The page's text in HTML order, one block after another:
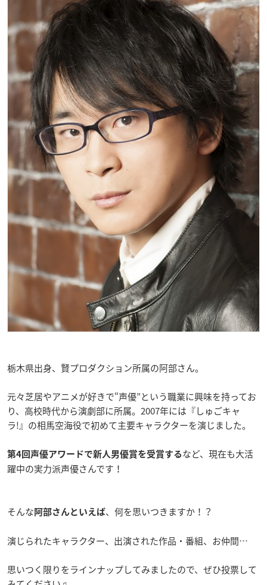
栃木県出身、賢プロダクション所属の阿部さん。
元々芝居やアニメが好きで“声優”という職業に興味を持ってお
り、高校時代から演劇部に所属。2007年には『しゅごキャ
ラ!』の相馬空海役で初めて主要キャラクターを演じました。
第4回声優アワードで新人男優賞を受賞する など、現在も大活
躍中の実力派声優さんです！
そんな 阿部さんといえば、何を思いつきますか！？
演じられたキャラクター、出演された作品・番組、お仲間…
思いつく限りをラインナップしてみましたので、ぜひ投票して